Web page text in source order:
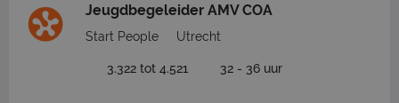
Jeugdbegeleider AMV COA
Start People Utrecht
3.322 tot 4.521 32 - 36 uur